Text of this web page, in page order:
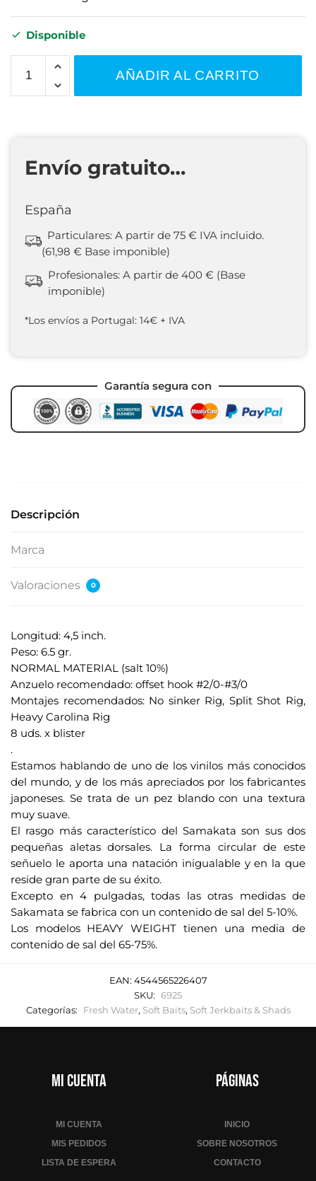
Disponible
AÑADIR AL CARRITO
Envío gratuito…
España
Particulares: A partir de 75 € IVA incluido.
(61,98 € Base imponible)
Profesionales: A partir de 400 € (Base
imponible)
*Los envíos a Portugal: 14€ + IVA
Garantía segura con
Descripción
Marca
Valoraciones 0
Longitud: 4,5 inch.
Peso: 6.5 gr.
NORMAL MATERIAL (salt 10%)
Anzuelo recomendado: offset hook #2/0-#3/0
Montajes recomendados: No sinker Rig, Split Shot Rig,
Heavy Carolina Rig
8 uds. x blister
.
Estamos hablando de uno de los vinilos más conocidos
del mundo, y de los más apreciados por los fabricantes
japoneses. Se trata de un pez blando con una textura
muy suave.
El rasgo más característico del Samakata son sus dos
pequeñas aletas dorsales. La forma circular de este
señuelo le aporta una natación inigualable y en la que
reside gran parte de su éxito.
Excepto en 4 pulgadas, todas las otras medidas de
Sakamata se fabrica con un contenido de sal del 5-10%.
Los modelos HEAVY WEIGHT tienen una media de
contenido de sal del 65-75%.
EAN: 4544565226407
SKU: 6925
Categorías:
Fresh Water, Soft Baits, Soft Jerkbaits & Shads
Mi cuenta
MI CUENTA
MIS PEDIDOS
LISTA DE ESPERA
Páginas
INICIO
SOBRE NOSOTROS
CONTACTO